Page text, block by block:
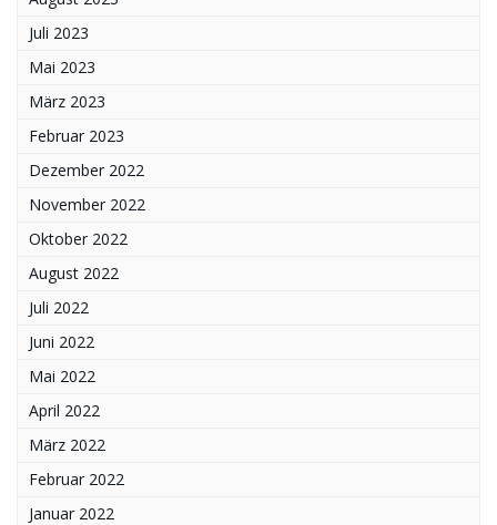
Juli 2023
Mai 2023
März 2023
Februar 2023
Dezember 2022
November 2022
Oktober 2022
August 2022
Juli 2022
Juni 2022
Mai 2022
April 2022
März 2022
Februar 2022
Januar 2022